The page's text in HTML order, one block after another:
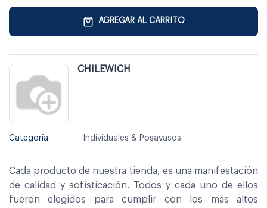
AGREGAR AL CARRITO
CHILEWICH
Categoría: Individuales & Posavasos
Cada producto de nuestra tienda, es una manifestación
de calidad y sofisticación. Todos y cada uno de ellos
fueron elegidos para cumplir con los más altos